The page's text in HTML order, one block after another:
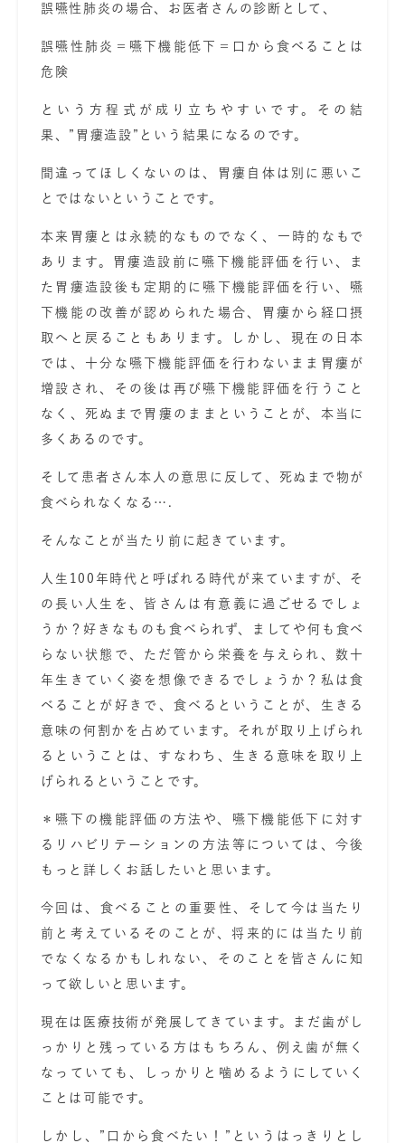
誤嚥性肺炎の場合、お医者さんの診断として、
誤嚥性肺炎＝嚥下機能低下＝口から食べることは
危険
という方程式が成り立ちやすいです。その結
果、 ”胃瘻造設” という結果になるのです。
間違ってほしくないのは、胃瘻自体は別に悪いこ
とではないということです。
本来胃瘻とは永続的なものでなく、一時的なもで
あります。
胃瘻造設前に嚥下機能評価を行い、ま
た胃瘻造設後も定期的に嚥下機能評価を行い、嚥
下機能の改善が認められた場合、胃瘻から経口摂
取へと戻ることもあります。
しかし、現在の日本
では、 十分な嚥下機能評価を行わないまま胃瘻が
増設され、その後は再び嚥下機能評価を行うこと
なく、死ぬまで胃瘻のままということが、本当に
多くあるのです。
そして患者さん本人の意思に反して、死ぬまで物が
食べられなくなる….
そんなことが当たり前に起きています。
人生100年時代と呼ばれる時代が来ていますが、そ
の長い人生を、皆さんは有意義に過ごせるでしょ
うか？好きなものも食べられず、ましてや何も食べ
らない状態で、ただ管から栄養を与えられ、数十
年生きていく姿を想像できるでしょうか？私は食
べることが好きで、食べるということが、生きる
意味の何割かを占めています。それが取り上げられ
るということは、すなわち、 生きる意味を取り上
げられるということです。
＊嚥下の機能評価の方法や、嚥下機能低下に対す
るリハビリテーションの方法等については、今後
もっと詳しくお話したいと思います。
今回は、 食べることの重要性、そして今は当たり
前と考えているそのことが、将来的には当たり前
でなくなるかもしれない、そのことを皆さんに知
って欲しいと思います。
現在は医療技術が発展してきています。まだ歯がし
っかりと残っている方はもちろん、例え歯が無く
なっていても、しっかりと噛めるようにしていく
ことは可能です。
しかし、”口から食べたい！”というはっきりとし